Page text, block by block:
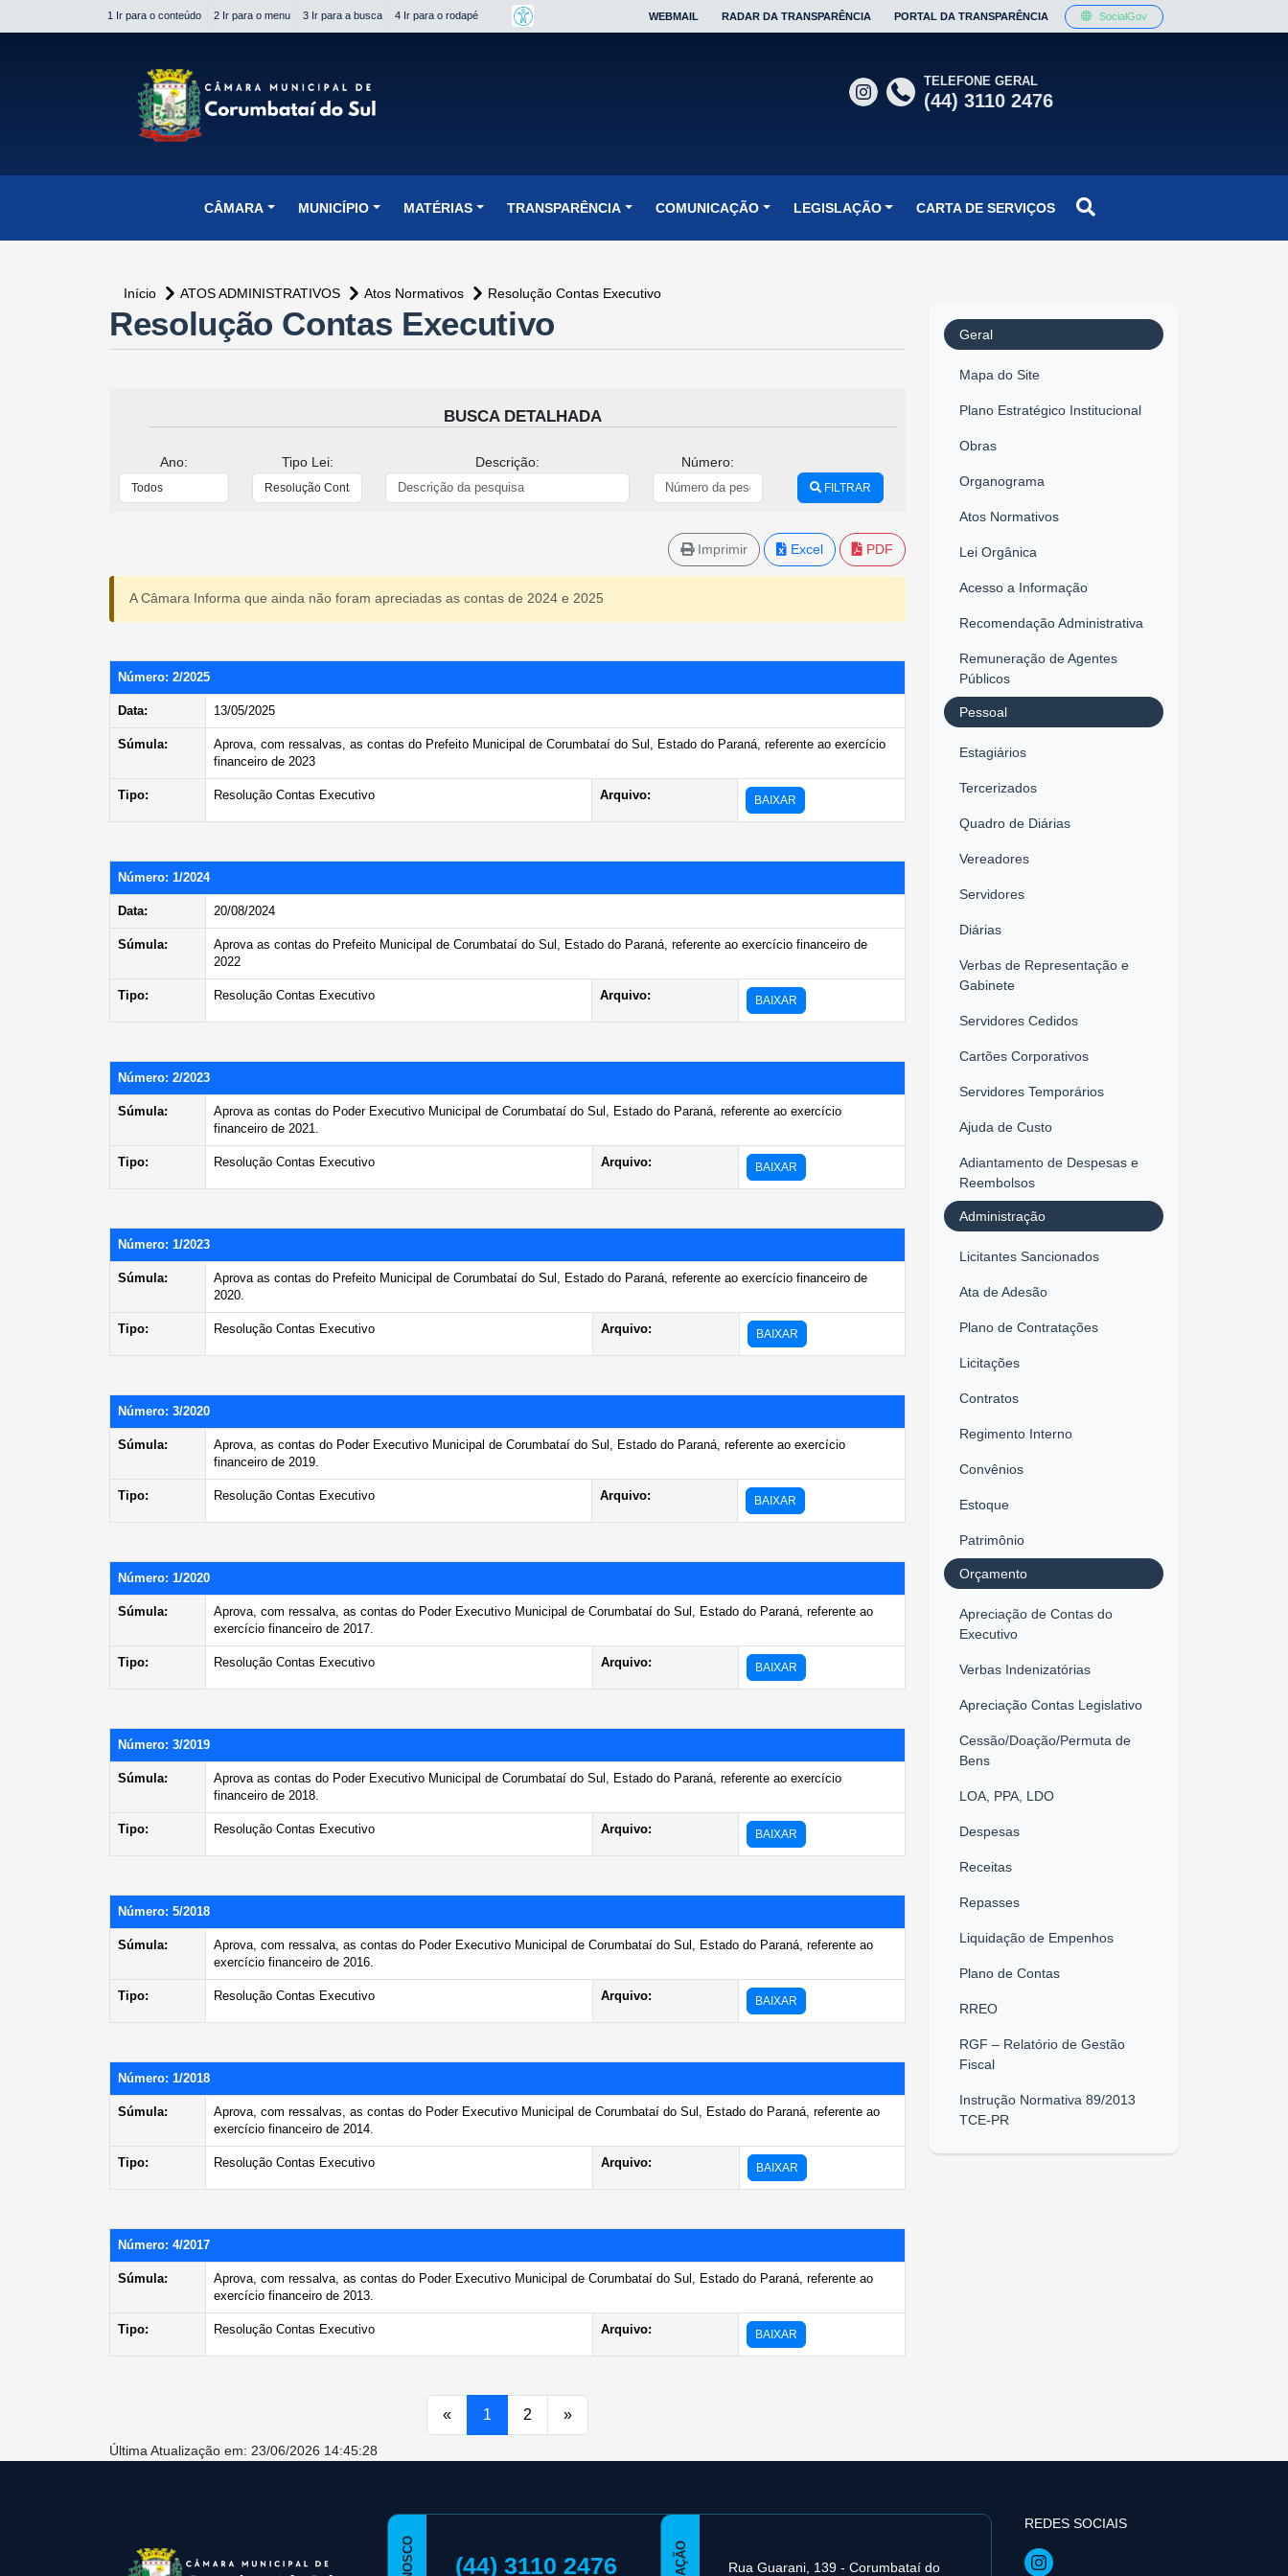
1 Ir para o conteúdo 2 Ir para o menu 3 Ir para a busca 4 Ir para o rodapé SocialGov
WEBMAIL RADAR DA TRANSPARÊNCIA PORTAL DA TRANSPARÊNCIA
TELEFONE GERAL
(44) 3110 2476
CÂMARA
MUNICÍPIO MATÉRIAS TRANSPARÊNCIA COMUNICAÇÃO LEGISLAÇÃO CARTA DE SERVIÇOS
Início ATOS ADMINISTRATIVOS Atos Normativos Resolução Contas Executivo
Resolução Contas Executivo
BUSCA DETALHADA
Ano: Tipo Lei: Descrição: Número:
FILTRAR
Imprimir Excel PDF
A Câmara Informa que ainda não foram apreciadas as contas de 2024 e 2025
Número: 2/2025
Data: 13/05/2025
Súmula:
Aprova, com ressalvas, as contas do Prefeito Municipal de Corumbataí do Sul, Estado do Paraná, referente ao exercício
financeiro de 2023
Tipo: Resolução Contas Executivo Arquivo: BAIXAR
Número: 1/2024
Data: 20/08/2024
Súmula:
Aprova as contas do Prefeito Municipal de Corumbataí do Sul, Estado do Paraná, referente ao exercício financeiro de
2022
Tipo: Resolução Contas Executivo Arquivo: BAIXAR
Número: 2/2023
Súmula:
Aprova as contas do Poder Executivo Municipal de Corumbataí do Sul, Estado do Paraná, referente ao exercício
financeiro de 2021.
Tipo: Resolução Contas Executivo Arquivo: BAIXAR
Número: 1/2023
Súmula:
Aprova as contas do Prefeito Municipal de Corumbataí do Sul, Estado do Paraná, referente ao exercício financeiro de
2020.
Tipo: Resolução Contas Executivo Arquivo: BAIXAR
Número: 3/2020
Súmula:
Aprova, as contas do Poder Executivo Municipal de Corumbataí do Sul, Estado do Paraná, referente ao exercício
financeiro de 2019.
Tipo: Resolução Contas Executivo Arquivo: BAIXAR
Número: 1/2020
Súmula:
Aprova, com ressalva, as contas do Poder Executivo Municipal de Corumbataí do Sul, Estado do Paraná, referente ao
exercício financeiro de 2017.
Tipo: Resolução Contas Executivo Arquivo: BAIXAR
Número: 3/2019
Súmula:
Aprova as contas do Poder Executivo Municipal de Corumbataí do Sul, Estado do Paraná, referente ao exercício
financeiro de 2018.
Tipo: Resolução Contas Executivo Arquivo: BAIXAR
Número: 5/2018
Súmula:
Aprova, com ressalva, as contas do Poder Executivo Municipal de Corumbataí do Sul, Estado do Paraná, referente ao
exercício financeiro de 2016.
Tipo: Resolução Contas Executivo Arquivo: BAIXAR
Número: 1/2018
Súmula:
Aprova, com ressalvas, as contas do Poder Executivo Municipal de Corumbataí do Sul, Estado do Paraná, referente ao
exercício financeiro de 2014.
Tipo: Resolução Contas Executivo Arquivo: BAIXAR
Número: 4/2017
Súmula:
Aprova, com ressalva, as contas do Poder Executivo Municipal de Corumbataí do Sul, Estado do Paraná, referente ao
exercício financeiro de 2013.
Tipo: Resolução Contas Executivo Arquivo: BAIXAR
« 1 2 »
Última Atualização em: 23/06/2026 14:45:28
Geral
Mapa do Site
Plano Estratégico Institucional
Obras
Organograma
Atos Normativos
Lei Orgânica
Acesso a Informação
Recomendação Administrativa
Remuneração de Agentes
Públicos
Pessoal
Estagiários
Tercerizados
Quadro de Diárias
Vereadores
Servidores
Diárias
Verbas de Representação e
Gabinete
Servidores Cedidos
Cartões Corporativos
Servidores Temporários
Ajuda de Custo
Adiantamento de Despesas e
Reembolsos
Administração
Licitantes Sancionados
Ata de Adesão
Plano de Contratações
Licitações
Contratos
Regimento Interno
Convênios
Estoque
Patrimônio
Orçamento
Apreciação de Contas do
Executivo
Verbas Indenizatórias
Apreciação Contas Legislativo
Cessão/Doação/Permuta de
Bens
LOA, PPA, LDO
Despesas
Receitas
Repasses
Liquidação de Empenhos
Plano de Contas
RREO
RGF – Relatório de Gestão
Fiscal
Instrução Normativa 89/2013
TCE-PR
(44) 3110 2476
Rua Guarani, 139 - Corumbataí­ do
REDES SOCIAIS